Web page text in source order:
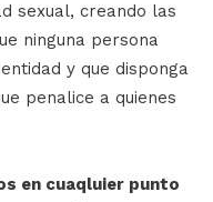
sexual, creando las
ninguna persona
y que disponga
penalice a quienes
en cuaqluier punto